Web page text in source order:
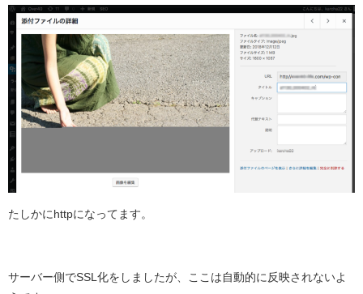
たしかにhttpになってます。
サーバー側でSSL化をしましたが、ここは自動的に反映されないよ